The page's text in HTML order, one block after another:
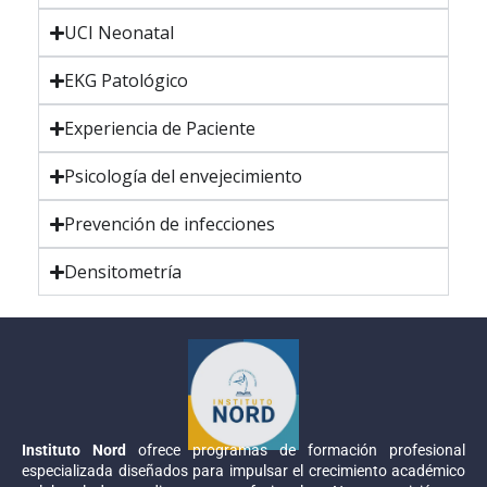
UCI Neonatal
EKG Patológico
Experiencia de Paciente
Psicología del envejecimiento
Prevención de infecciones
Densitometría
Instituto Nord
ofrece programas de formación profesional
especializada diseñados para impulsar el crecimiento académico